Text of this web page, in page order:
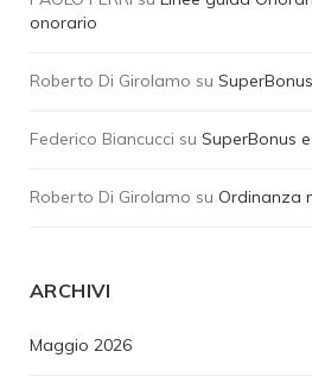
onorario
Roberto Di Girolamo su
Federico Biancucci su SuperBonus
Roberto Di Girolamo su Ordinanza
ARCHIVI
Maggio 2026